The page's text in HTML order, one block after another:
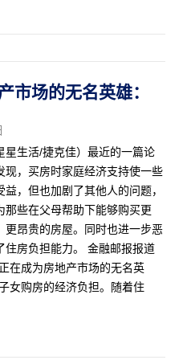
市场的无名英雄：
星生活/捷克佳）最近的一篇论
现，买房时家庭经济支持使一些
益，但也加剧了其他人的问题，
那些在父母帮助下能够购买更
更昂贵的房屋。同时也进一步恶
住房负担能力。 金融邮报报道
在成为房地产市场的无名英
女购房的经济负担。随着住